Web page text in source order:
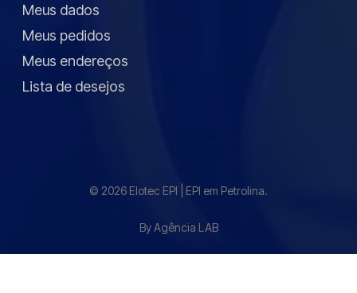
Meus dados
Meus pedidos
Meus endereços
Lista de desejos
© 2026 Elotec EPI | EPI em Petrolina.
By Agência LAB